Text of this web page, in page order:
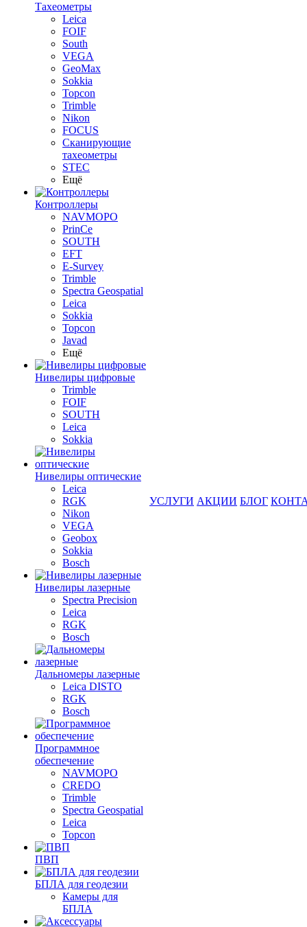
Тахеометры
Leica
FOIF
South
VEGA
GeoMax
Sokkia
Topcon
Trimble
Nikon
FOCUS
Сканирующие
тахеометры
STEC
Ещё
Контроллеры
NAVMOPO
PrinCe
SOUTH
EFT
E-Survey
Trimble
Spectra Geospatial
Leica
Sokkia
Topcon
Javad
Ещё
Нивелиры цифровые
Trimble
FOIF
SOUTH
Leica
Sokkia
Нивелиры оптические
Leica
RGK
Nikon
VEGA
Geobox
Sokkia
Bosch
Нивелиры лазерные
Spectra Precision
Leica
RGK
Bosch
Дальномеры лазерные
Leica DISTO
RGK
Bosch
Программное
обеспечение
NAVMOPO
CREDO
Trimble
Spectra Geospatial
Leica
Topcon
ПВП
БПЛА для геодезии
Камеры для
БПЛА
УСЛУГИ АКЦИИ БЛОГ